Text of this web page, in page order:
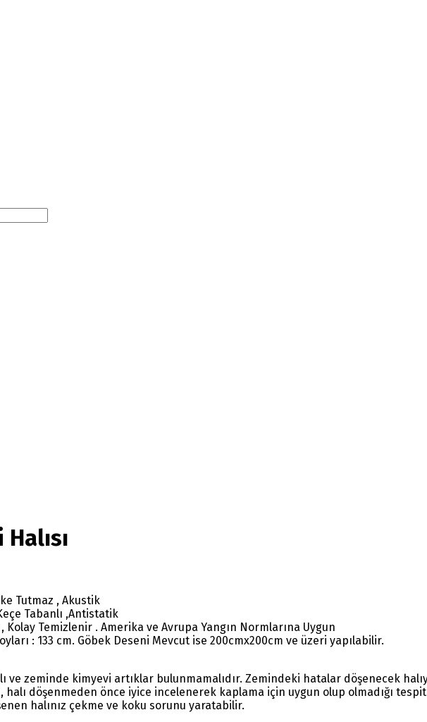
Tutmaz , Akustik
Tabanlı ,Antistatik
Kolay Temizlenir . Amerika ve Avrupa Yangın Normlarına Uygun
: 133 cm. Göbek Deseni Mevcut ise 200cmx200cm ve üzeri yapılabilir.
ve zeminde kimyevi artıklar bulunmamalıdır. Zemindeki hatalar döşenecek
döşenmeden önce iyice incelenerek kaplama için uygun olup olmadığı
halınız çekme ve koku sorunu yaratabilir.